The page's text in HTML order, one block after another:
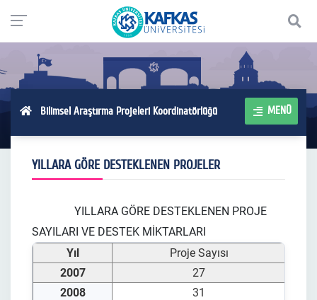
Bilimsel Araştırma Projeleri Koordinatörlüğü MENÜ
YILLARA GÖRE DESTEKLENEN PROJELER
YILLARA GÖRE DESTEKLENEN PROJE
SAYILARI VE DESTEK MİKTARLARI
Yıl
Proje Sayısı
2007
27
2008
31